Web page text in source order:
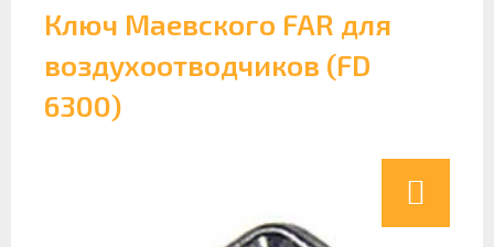
Ключ Маевского FAR для
воздухоотводчиков (FD
6300)